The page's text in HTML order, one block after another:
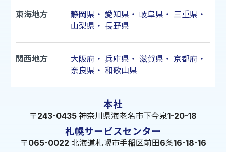
東海地方 静岡県 ・ 愛知県 ・ 岐阜県 ・ 三重県 ・
山梨県 ・ 長野県
関西地方 大阪府 ・ 兵庫県 ・ 滋賀県 ・ 京都府 ・
奈良県 ・ 和歌山県
本社
〒243-0435 神奈川県海老名市下今泉1-20-18
札幌サービスセンター
〒065-0022 北海道札幌市手稲区前田6条16-18-16